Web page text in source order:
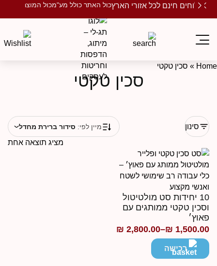
חינם לכל אזורי הארץכול האתר כולל מע"מכול המוצרים
»סכין טקטי
סכין טקטי
מציג תוצאה אחת
סינון מיין לפי:סידור ברירת מחדל
10 יחידות סט מולטיטול
טקטי ממותגים עם
₪
–
₪2,800.00
רכישה